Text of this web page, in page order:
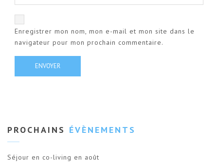
Enregistrer mon nom, mon e-mail et mon site dans le
navigateur pour mon prochain commentaire.
PROCHAINS ÉVÈNEMENTS
Séjour en co-living en août